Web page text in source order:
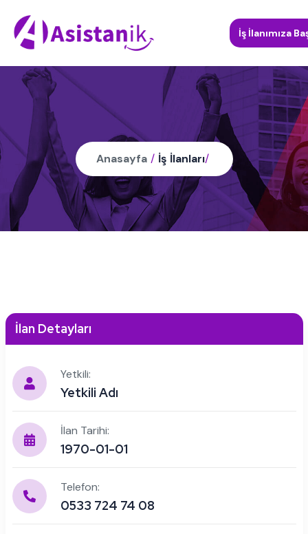
İş İlanımıza
Anasayfa / İş İlanları/
İlan Detayları
Yetkili:
Yetkili Adı
İlan Tarihi:
1970-01-01
Telefon:
0533 724 74 08